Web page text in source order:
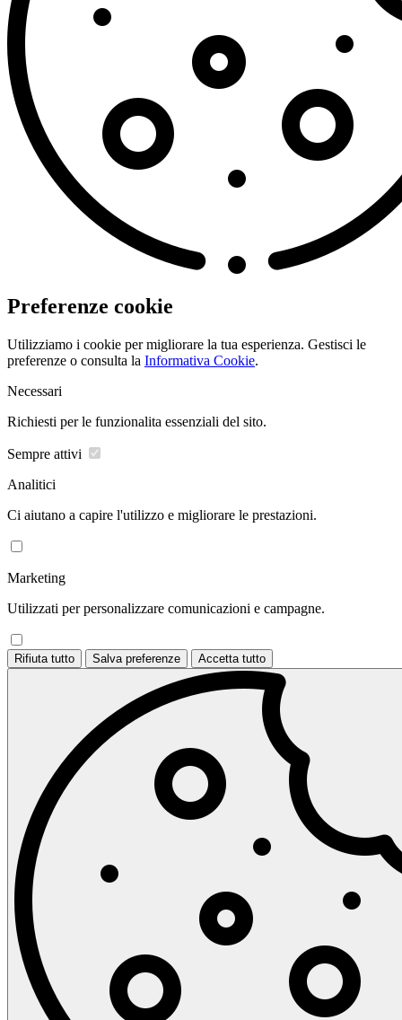
Preferenze cookie
Utilizziamo i cookie per migliorare la tua esperienza. Gestisci le
preferenze o consulta la Informativa Cookie.
Necessari
Richiesti per le funzionalita essenziali del sito.
Sempre attivi
Analitici
Ci aiutano a capire l'utilizzo e migliorare le prestazioni.
Marketing
Utilizzati per personalizzare comunicazioni e campagne.
Rifiuta tutto Salva preferenze Accetta tutto